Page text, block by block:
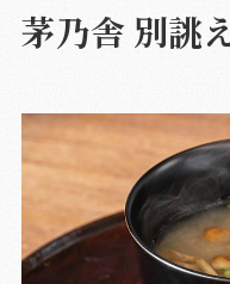
茅乃舎 別誂